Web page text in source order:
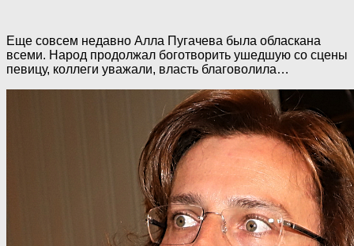
Еще совсем недавно Алла Пугачева была обласкана
всеми. Народ продолжал боготворить ушедшую со сцены
певицу, коллеги уважали, власть благоволила…